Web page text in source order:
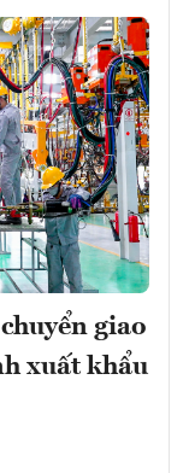
giao
xuất khẩu